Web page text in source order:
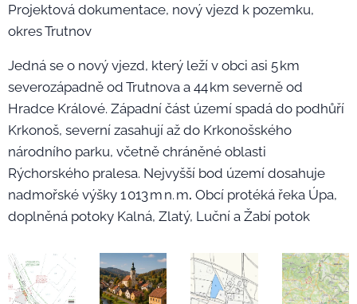
Projektová dokumentace, nový vjezd k pozemku,
okres Trutnov
Jedná se o nový vjezd, který leží v obci asi 5 km
severozápadně od Trutnova a 44 km severně od
Hradce Králové. Západní část území spadá do podhůří
Krkonoš, severní zasahují až do Krkonošského
národního parku, včetně chráněné oblasti
Rýchorského pralesa. Nejvyšší bod území dosahuje
nadmořské výšky 1 013 m n. m. Obcí protéká řeka Úpa,
doplněná potoky Kalná, Zlatý, Luční a Žabí potok